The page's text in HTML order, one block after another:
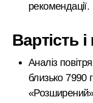
рекомендації.
Вартість
Аналіз повітря («Максимальний») —
близько 7990